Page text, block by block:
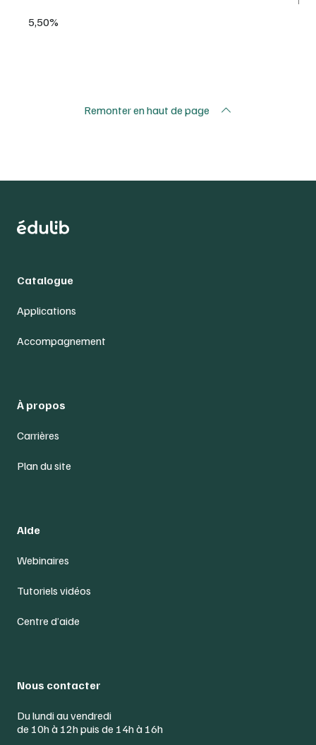
5,50%
Remonter en haut de page
Catalogue
Applications
Accompagnement
À propos
Carrières
Plan du site
Aide
Webinaires
Tutoriels vidéos
Centre d’aide
Nous contacter
Du lundi au vendredi
de 10h à 12h puis de 14h à 16h